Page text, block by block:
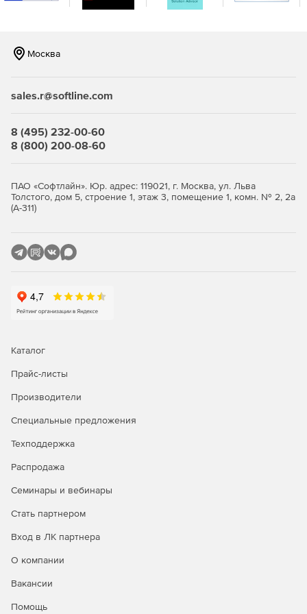
Lenovo 4XH7A87512 разблокирует дополнительные слоты
скорости периферии. Эта райзер-карта обеспечит
гибкость и мощность в ваших стоечных системах.
Москва
sales.r@softline.com
8 (495) 232-00-60
8 (800) 200-08-60
ПАО «Софтлайн». Юр. адрес: 119021, г. Москва, ул. Льва
Толстого, дом 5, строение 1, этаж 3, помещение 1, комн. № 2, 2а
(А-311)
Каталог
Прайс-листы
Производители
Специальные предложения
Техподдержка
Распродажа
Семинары и вебинары
Стать партнером
Вход в ЛК партнера
О компании
Вакансии
Помощь